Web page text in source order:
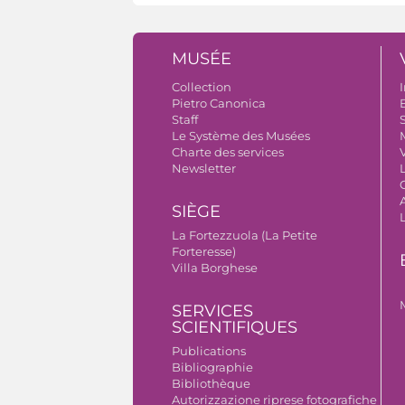
MUSÉE
Collection
Pietro Canonica
Staff
Le Système des Musées
Charte des services
Newsletter
SIÈGE
La Fortezzuola (La Petite
Forteresse)
Villa Borghese
SERVICES
SCIENTIFIQUES
Publications
Bibliographie
Bibliothèque
Autorizzazione riprese fotografiche